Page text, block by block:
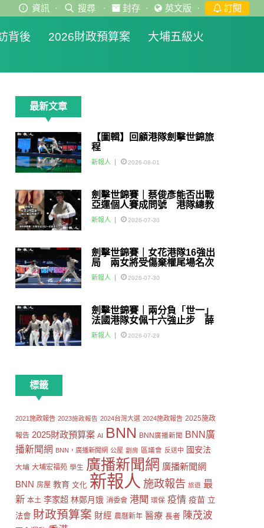
資訊 · 搜尋 · 封存 · 英文版 · 訂閱
背後 2026財政預算案
大埔五級火
最新文章
【圖輯】回顧港隊劍擊世錦旅
程
新報人 2026-08-01
劍擊世錦賽｜蔡俊彥能否出戰
亞運個人賽成問號 港隊總教
練：如醫生話可以一定會用佢
新報人 2026-07-30
劍擊世錦賽｜女花港隊16強出
局 兩女將受傷棄權尾場名次
賽
新報人 2026-07-30
劍擊世錦賽｜兩分負「世一」
法國港隊女佩十六強止步 薛
雅齊：我好有信心我哋可以做
到世界級嘅Team
新報人 2026-07-29
標籤
2021施政報告 2023施政報告 2024台灣大選 2024施政報告 2025施政
報告 2025財政預算案 AI BNN BNN廣播新聞
BNN廣
播新聞網 BNN，廣播新聞網 公屋 劏房 區議會 反送中 國安法
大埔 大埔宏福苑 學生 廣播新聞網 廣播新聞網
BNN 房屋 教育 文化 新報人 施政報告 旅遊 最
新 本土 李家超 林鄭月娥 消委會 港聞 環保 疫情 疫苗 立
法會 財政預算案 財經 農曆新年 醫療 長者 陳茂波